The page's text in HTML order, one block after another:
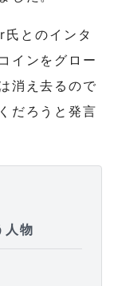
とのインタ
インをグロー
消え去るので
だろうと発言
人物